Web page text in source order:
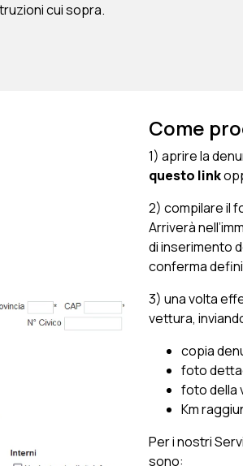
cui sopra.
Come
1) aprire la
questo link
2) compilare il
Arriverà
di inserimento
conferma
3) una volta
vettura,
copia
foto
foto della
Km
Per i nostri
sono: